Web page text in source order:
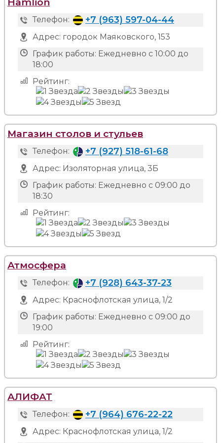
Телефон: +7 (963) 597-04-44
Адрес: городок Маяковского, 153
График работы: Ежедневно с 10:00 до
18:00
Рейтинг:
Магазин столов и стульев
Телефон: +7 (927) 518-61-68
Адрес: Изоляторная улица, 3Б
График работы: Ежедневно с 09:00 до
18:30
Рейтинг:
Атмосфера
Телефон: +7 (928) 643-37-23
Адрес: Краснофлотская улица, 1/2
График работы: Ежедневно с 09:00 до
19:00
Рейтинг:
АЛИФАТ
Телефон: +7 (964) 676-22-22
Адрес: Краснофлотская улица, 1/2